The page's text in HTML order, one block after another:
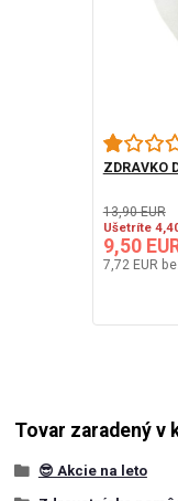
ZDRAVKO
13,90 EUR
Ušetríte
9,50
7,72 EUR
Tovar zaradený v
😎 Akcie na leto